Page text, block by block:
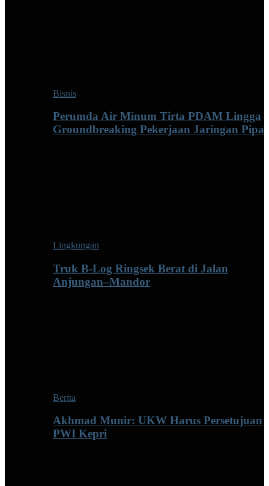
Bisnis
Perumda Air Minum Tirta PDAM Lingga
Groundbreaking Pekerjaan Jaringan Pipa
Lingkungan
Truk B-Log Ringsek Berat di Jalan
Anjungan–Mandor
Berita
Akhmad Munir: UKW Harus Persetujuan
PWI Kepri